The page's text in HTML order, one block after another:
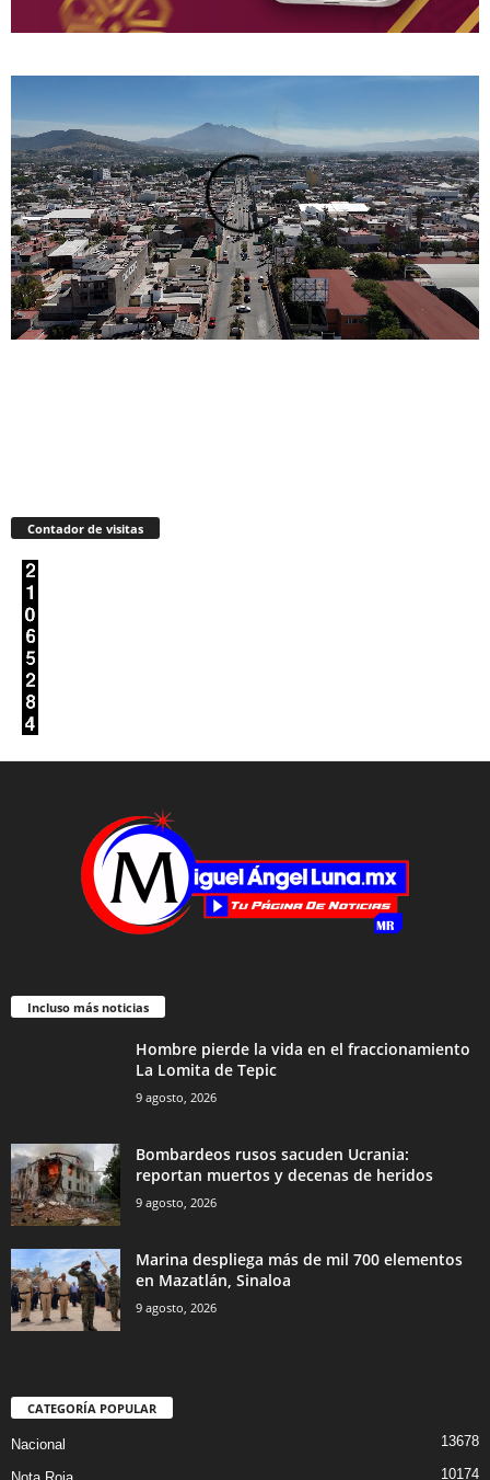
Contador de visitas
Incluso más noticias
Hombre pierde la vida en el fraccionamiento
La Lomita de Tepic
9 agosto, 2026
Bombardeos rusos sacuden Ucrania:
reportan muertos y decenas de heridos
9 agosto, 2026
Marina despliega más de mil 700 elementos
en Mazatlán, Sinaloa
9 agosto, 2026
CATEGORÍA POPULAR
Nacional 13678
10174